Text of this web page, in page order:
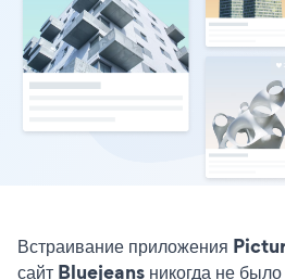
Встраивание приложения
сайт Bluejeans никогда не